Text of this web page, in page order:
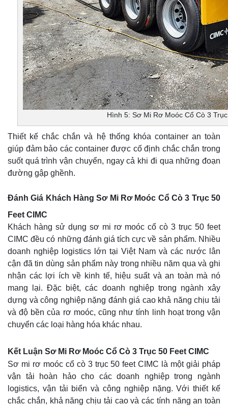
Hình 5: Sơ Mi Rơ Moóc Cổ Cò 3
Thiết kế chắc chắn và hệ thống khóa container an toàn
giúp đảm bảo các container được cố định chắc chắn trong
suốt quá trình vận chuyển, ngay cả khi đi qua những đoạn
đường gập ghềnh.
Đánh Giá Khách Hàng Sơ Mi Rơ Moóc Cổ Cò 3 Trục 50
Feet CIMC
Khách hàng sử dụng sơ mi rơ moóc cổ cò 3 trục 50 feet
CIMC đều có những đánh giá tích cực về sản phẩm. Nhiều
doanh nghiệp logistics lớn tại Việt Nam và các nước lân
cận đã tin dùng sản phẩm này trong nhiều năm qua và ghi
nhận các lợi ích về kinh tế, hiệu suất và an toàn mà nó
mang lại. Đặc biệt, các doanh nghiệp trong ngành xây
dựng và công nghiệp nặng đánh giá cao khả năng chịu tải
và độ bền của rơ moóc, cũng như tính linh hoạt trong vận
chuyển các loại hàng hóa khác nhau.
Kết Luận Sơ Mi Rơ Moóc Cổ Cò 3 Trục 50 Feet CIMC
Sơ mi rơ moóc cổ cò 3 trục 50 feet CIMC là một giải pháp
vận tải hoàn hảo cho các doanh nghiệp trong ngành
logistics, vận tải biển và công nghiệp nặng. Với thiết kế
chắc chắn, khả năng chịu tải cao và các tính năng an toàn